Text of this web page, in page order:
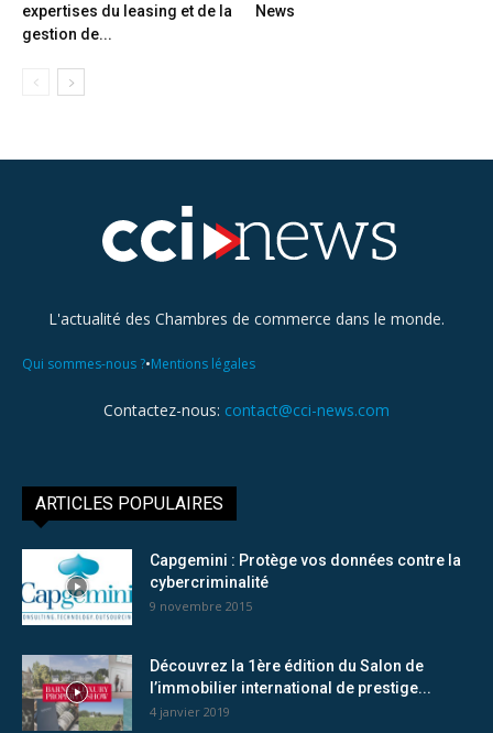
expertises du leasing et de la
gestion de...
News
L'actualité des Chambres de commerce dans le monde.
Qui sommes-nous ?•Mentions légales
Contactez-nous: contact@cci-news.com
ARTICLES POPULAIRES
Capgemini : Protège vos données contre la
cybercriminalité
9 novembre 2015
Découvrez la 1ère édition du Salon de
l’immobilier international de prestige...
4 janvier 2019